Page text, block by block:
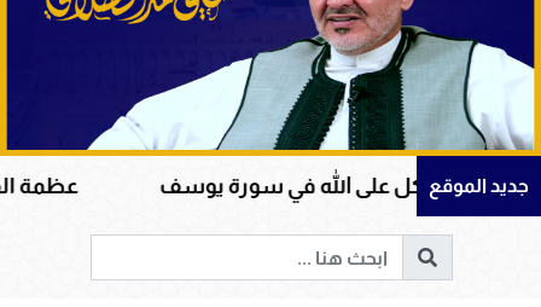
جديد الموقع
على الله في سورة يوسف عظمة القرآن الكريم